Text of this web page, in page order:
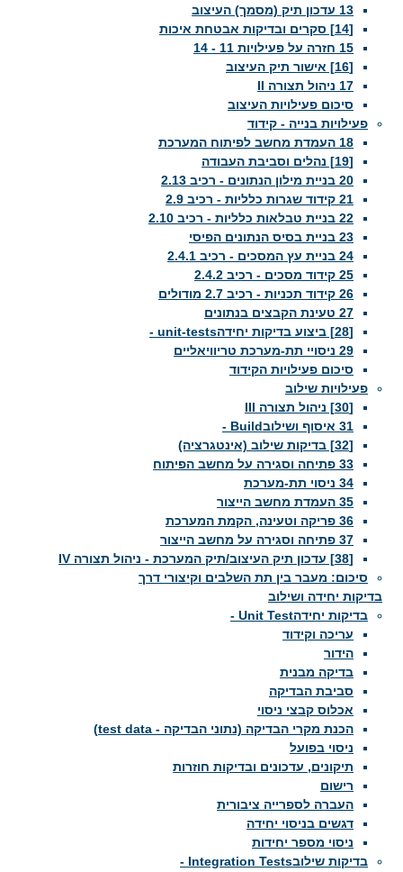
13 עדכון תיק (מסמך) העיצוב
[14] סקרים ובדיקות אבטחת איכות
15 חזרה על פעילויות 11 - 14
[16] אישור תיק העיצוב
17 ניהול תצורה II
סיכום פעילויות העיצוב
פעילויות בנייה - קידוד
18 העמדת מחשב לפיתוח המערכת
[19] נהלים וסביבת העבודה
20 בניית מילון הנתונים - רכיב 2.13
21 קידוד שגרות כלליות - רכיב 2.9
22 בניית טבלאות כלליות - רכיב 2.10
23 בניית בסיס הנתונים הפיסי
24 בניית עץ המסכים - רכיב 2.4.1
25 קידוד מסכים - רכיב 2.4.2
26 קידוד תכניות - רכיב 2.7 מודולים
27 טעינת הקבצים בנתונים
[28] ביצוע בדיקות יחידהunit-tests -
29 ניסויי תת-מערכת טריוויאליים
סיכום פעילויות הקידוד
פעילויות שילוב
[30] ניהול תצורה III
31 איסוף ושילובBuild -
[32] בדיקות שילוב (אינטגרציה)
33 פתיחה וסגירה על מחשב הפיתוח
34 ניסוי תת-מערכת
35 העמדת מחשב הייצור
36 פריקה וטעינה, הקמת המערכת
37 פתיחה וסגירה על מחשב הייצור
[38] עדכון תיק העיצוב/תיק המערכת - ניהול תצורה IV
סיכום: מעבר בין תת השלבים וקיצורי דרך
בדיקות יחידה ושילוב
בדיקות יחידהUnit Test -
עריכה וקידוד
הידור
בדיקה מבנית
סביבת הבדיקה
אכלוס קבצי ניסוי
הכנת מקרי הבדיקה (נתוני הבדיקה - test data)
ניסוי בפועל
תיקונים, עדכונים ובדיקות חוזרות
רישום
העברה לספרייה ציבורית
דגשים בניסוי יחידה
ניסוי מספר יחידות
בדיקות שילובIntegration Tests -